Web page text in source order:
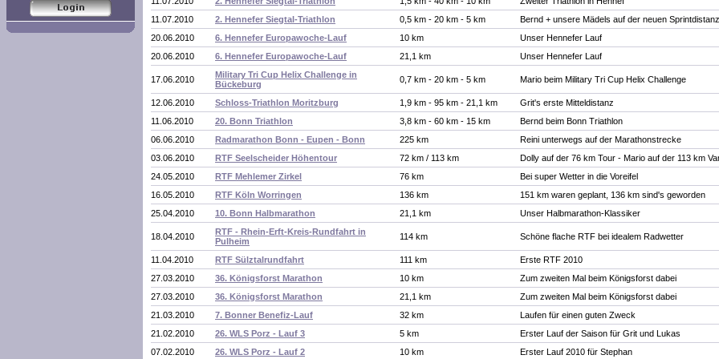
11.07.2010
2. Hennefer Siegtal-Triathlon 0,5 km - 20 km - 5 km
Bernd + unsere Mädels auf der neuen Sprintdistanz
20.06.2010
6. Hennefer Europawoche-Lauf 10 km
Unser Hennefer Lauf
20.06.2010
6. Hennefer Europawoche-Lauf 21,1 km Unser Hennefer Lauf
17.06.2010
Military Tri Cup Helix Challenge in
Bückeburg
0,7 km - 20 km - 5 km Mario beim Military Tri Cup Helix Challenge
12.06.2010 Schloss-Triathlon Moritzburg 1,9 km - 95 km - 21,1 km
Grit's erste Mitteldistanz
11.06.2010
20. Bonn Triathlon 3,8 km - 60 km - 15 km
Bernd beim Bonn Triathlon
06.06.2010
Radmarathon Bonn - Eupen - Bonn 225 km
Reini unterwegs auf der Marathonstrecke
03.06.2010
RTF Seelscheider Höhentour 72 km / 113 km
Dolly auf der 76 km Tour - Mario auf der 113 km
24.05.2010
RTF Mehlemer Zirkel 76 km
Bei super Wetter in die Voreifel
16.05.2010
RTF Köln Worringen 136 km
151 km waren geplant, 136 km sind's geworden
25.04.2010
10. Bonn Halbmarathon 21,1 km Unser Halbmarathon-Klassiker
18.04.2010
RTF - Rhein-Erft-Kreis-Rundfahrt in
Pulheim
114 km Schöne flache RTF bei idealem Radwetter
11.04.2010 RTF Sülztalrundfahrt 111 km
Erste RTF 2010
27.03.2010
36. Königsforst Marathon 10 km
Zum zweiten Mal beim Königsforst dabei
27.03.2010
36. Königsforst Marathon 21,1 km
Zum zweiten Mal beim Königsforst dabei
21.03.2010
7. Bonner Benefiz-Lauf 32 km
Laufen für einen guten Zweck
21.02.2010
26. WLS Porz - Lauf 3 5 km
Erster Lauf der Saison für Grit und Lukas
07.02.2010
26. WLS Porz - Lauf 2 10 km Erster Lauf 2010 für Stephan